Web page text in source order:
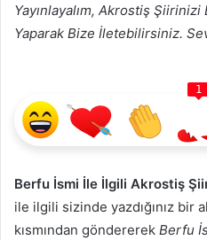
Yayınlayalım, Akrostiş
Yaparak Bize İletebilirsiniz.
1
Berfu İsmi İle İlgili Akrostiş
ile ilgili sizinde yazdığınız bir
kısmından göndererek Berfu